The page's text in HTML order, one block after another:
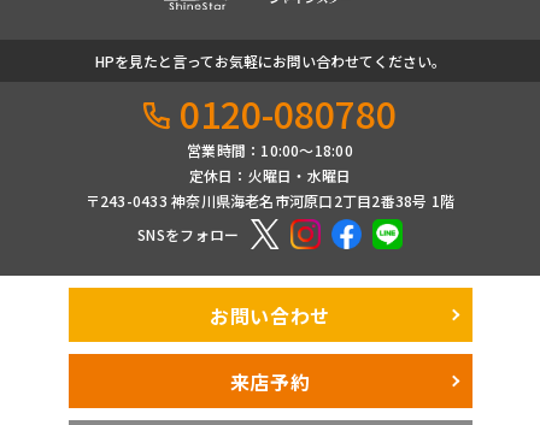
HPを見たと言ってお気軽にお問い合わせてください。
0120-080780
営業時間：10:00〜18:00
定休日：火曜日・水曜日
〒243-0433 神奈川県海老名市河原口2丁目2番38号 1階
SNSをフォロー
お問い合わせ
来店予約